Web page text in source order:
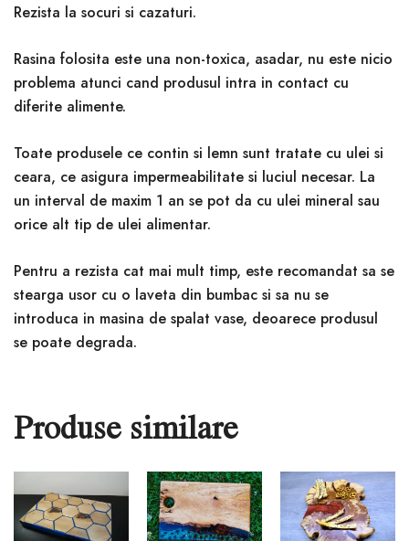
Rezista la socuri si cazaturi.
Rasina folosita este una non-toxica, asadar, nu este nicio
problema atunci cand produsul intra in contact cu
diferite alimente.
Toate produsele ce contin si lemn sunt tratate cu ulei si
ceara, ce asigura impermeabilitate si luciul necesar. La
un interval de maxim 1 an se pot da cu ulei mineral sau
orice alt tip de ulei alimentar.
Pentru a rezista cat mai mult timp, este recomandat sa se
stearga usor cu o laveta din bumbac si sa nu se
introduca in masina de spalat vase, deoarece produsul
se poate degrada.
Produse similare